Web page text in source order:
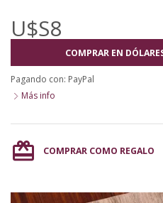
U$S8
COMPRAR EN
Pagando con: PayPal
Más info
card_giftcard COMPRAR COMO REGALO